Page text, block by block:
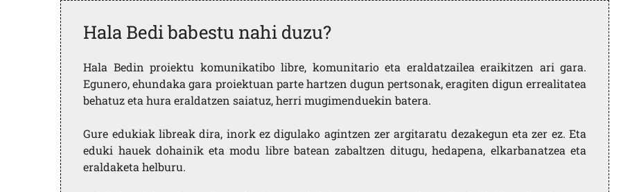
Hala Bedi babestu nahi duzu?
Hala Bedin proiektu komunikatibo libre, komunitario eta eraldatzailea eraikitzen ari gara.
Egunero, ehundaka gara proiektuan parte hartzen dugun pertsonak, eragiten digun errealitatea
behatuz eta hura eraldatzen saiatuz, herri mugimenduekin batera.
Gure edukiak libreak dira, inork ez digulako agintzen zer argitaratu dezakegun eta zer ez. Eta
eduki hauek dohainik eta modu libre batean zabaltzen ditugu, hedapena, elkarbanatzea eta
eraldaketa helburu.